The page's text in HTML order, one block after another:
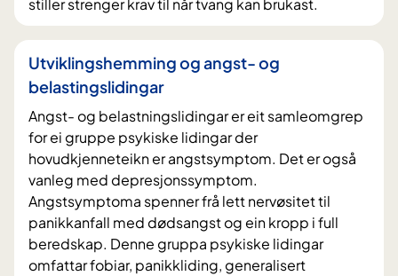
stiller strenger krav til når tvang kan brukast.
Utviklingshemming og angst- og
belastingslidingar
Angst- og belastningslidingar er eit samleomgrep
for ei gruppe psykiske lidingar der
hovudkjenneteikn er angstsymptom. Det er også
vanleg med depresjonssymptom.
Angstsymptoma spenner frå lett nervøsitet til
panikkanfall med dødsangst og ein kropp i full
beredskap. Denne gruppa psykiske lidingar
omfattar fobiar, panikkliding, generalisert